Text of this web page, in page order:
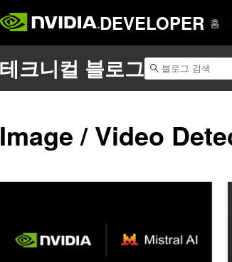
DEVELOPER 홈
Image / Video